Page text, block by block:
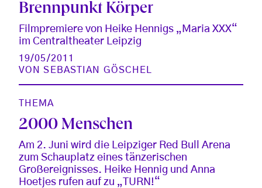
Brennpunkt Körper
Filmpremiere von Heike Hennigs „Maria XXX“
im Centraltheater Leipzig
19/05/2011
VONSEBASTIAN GÖSCHEL
THEMA
2000 Menschen
Am 2. Juni wird die Leipziger Red Bull Arena
zum Schauplatz eines tänzerischen
Großereignisses. Heike Hennig und Anna
Hoetjes rufen auf zu „TURN!“